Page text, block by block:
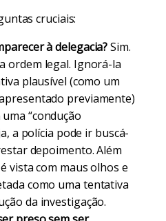
cruciais:
à delegacia?Sim.
ordem legal. Ignorá-la
plausível (como um
previamente)
“condução
a polícia pode ir buscá-
depoimento. Além
vista com maus olhos e
como uma tentativa
da investigação.